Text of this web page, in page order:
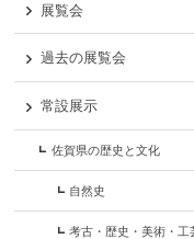
展覧会
過去の展覧会
常設展示
佐賀県の歴史と文化
自然史
考古・歴史・美術・工